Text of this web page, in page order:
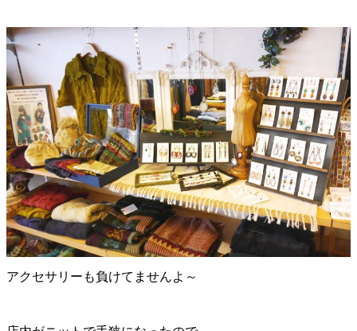
アクセサリーも負けてませんよ～